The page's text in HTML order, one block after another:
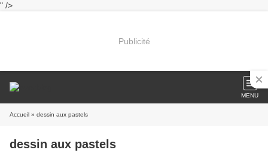
" />
Publicité
MENU
Accueil » dessin aux pastels
dessin aux pastels